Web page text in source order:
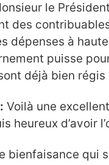
le
des
dépenses à
puisse
déjà bien
Voilà une
heureux d’avoir
bienfaisance qui